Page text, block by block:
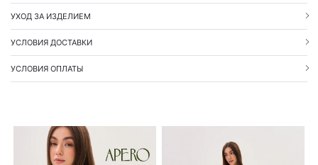
УХОД ЗА ИЗДЕЛИЕМ
УСЛОВИЯ ДОСТАВКИ
УСЛОВИЯ ОПЛАТЫ